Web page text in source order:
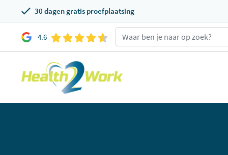
30 dagen gratis proefplaatsing
4.6